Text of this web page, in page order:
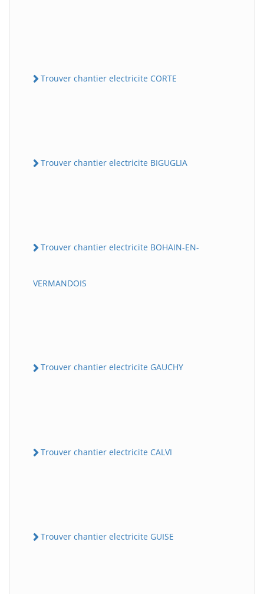
Trouver chantier electricite CORTE
Trouver chantier electricite BIGUGLIA
Trouver chantier electricite BOHAIN-EN-
VERMANDOIS
Trouver chantier electricite GAUCHY
Trouver chantier electricite CALVI
Trouver chantier electricite GUISE